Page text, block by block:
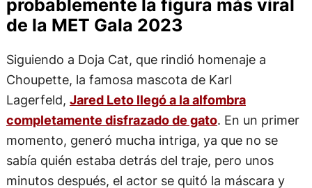
probablemente la figura más viral
de la MET Gala 2023
Siguiendo a Doja Cat, que rindió homenaje a
Choupette, la famosa mascota de Karl
Lagerfeld, Jared Leto llegó a la alfombra
completamente disfrazado de gato. En un primer
momento, generó mucha intriga, ya que no se
sabía quién estaba detrás del traje, pero unos
minutos después, el actor se quitó la máscara y